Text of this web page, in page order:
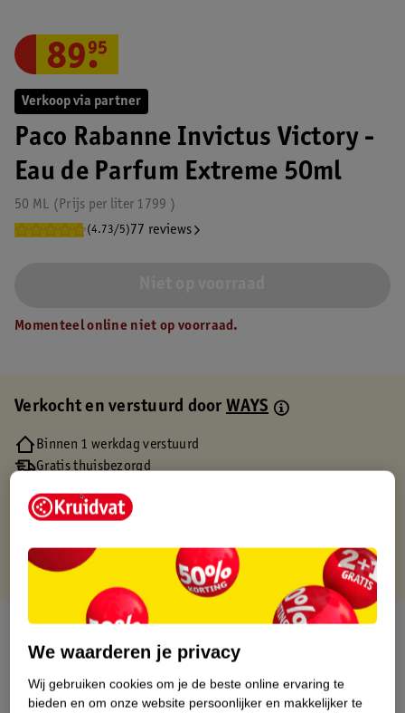
Verkoop via partner
Paco Rabanne Invictus Victory -
Eau de Parfum Extreme 50ml
50 ML 1799
Prijs per liter
(4.73/5) 77 reviews
89.
95
Momenteel online niet op voorraad.
Verkocht en verstuurd doorWAYS
Binnen 1 werkdag verstuurd
Gratis thuisbezorgd
Gratis punten met je Kruidvat kaart
Over dit product
We waarderen je privacy
Wij gebruiken cookies om je de beste online ervaring te
bieden en om onze website persoonlijker en makkelijker te